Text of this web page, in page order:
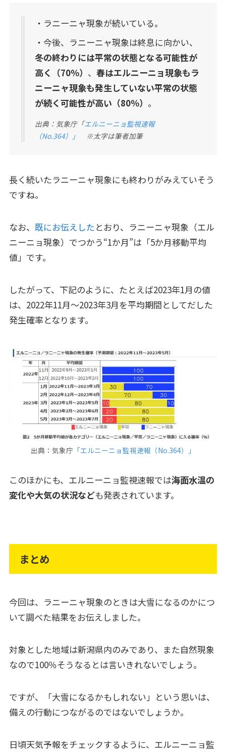
・ラニーニャ現象が続いている。
・今後、ラニーニャ現象は終息に向かい、
冬の終わりには平常の状態となる可能性が
高く（70％） 、 春はエルニーニョ現象もラ
ニーニャ現象も発生していない平常の状態
が続く可能性が高い（80％） 。
出典：気象庁「エルニーニョ監視速報
（No.364）」
※太字は筆者加筆
長く続いたラニーニャ現象にも終わりがみえていそう
ですね。
なお、 既にお伝えしたとおり、ラニーニャ現象（エル
ニーニョ現象）でつかう“1か月”は「5か月移動平均
値」です。
したがって、下記のように、たとえば2023年1月の値
は、2022年11月～2023年3月を平均期間としてだした
発生確率となります。
出典：気象庁 「エルニーニョ監視速報 （No.364） 」
このほかにも、エルニーニョ監視速報では海面水温の
変化や大気の状況なども発表されています。
まとめ
今回は、ラニーニャ現象のときは大雪になるのかにつ
いて調べた結果をお伝えしました。
対象とした地域は新潟県内のみであり、また自然現象
なので100％そうなるとは言いきれないでしょう。
ですが、「大雪になるかもしれない」という思いは、
備えの行動につながるのではないでしょうか。
日頃天気予報をチェックするように、エルニーニョ監